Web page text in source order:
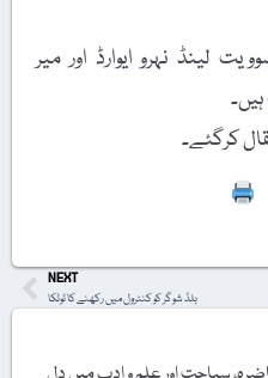
لینڈ نہرو ایوارڈ اور میر
NEXT
بلڈ شوگر کو کنٹرول میں رکھنے کا ٹوٹکا